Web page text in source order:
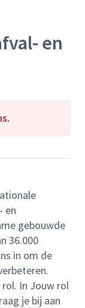
en
en
gebouwde
36.000
in om de
rol. In Jouw rol
je bij aan